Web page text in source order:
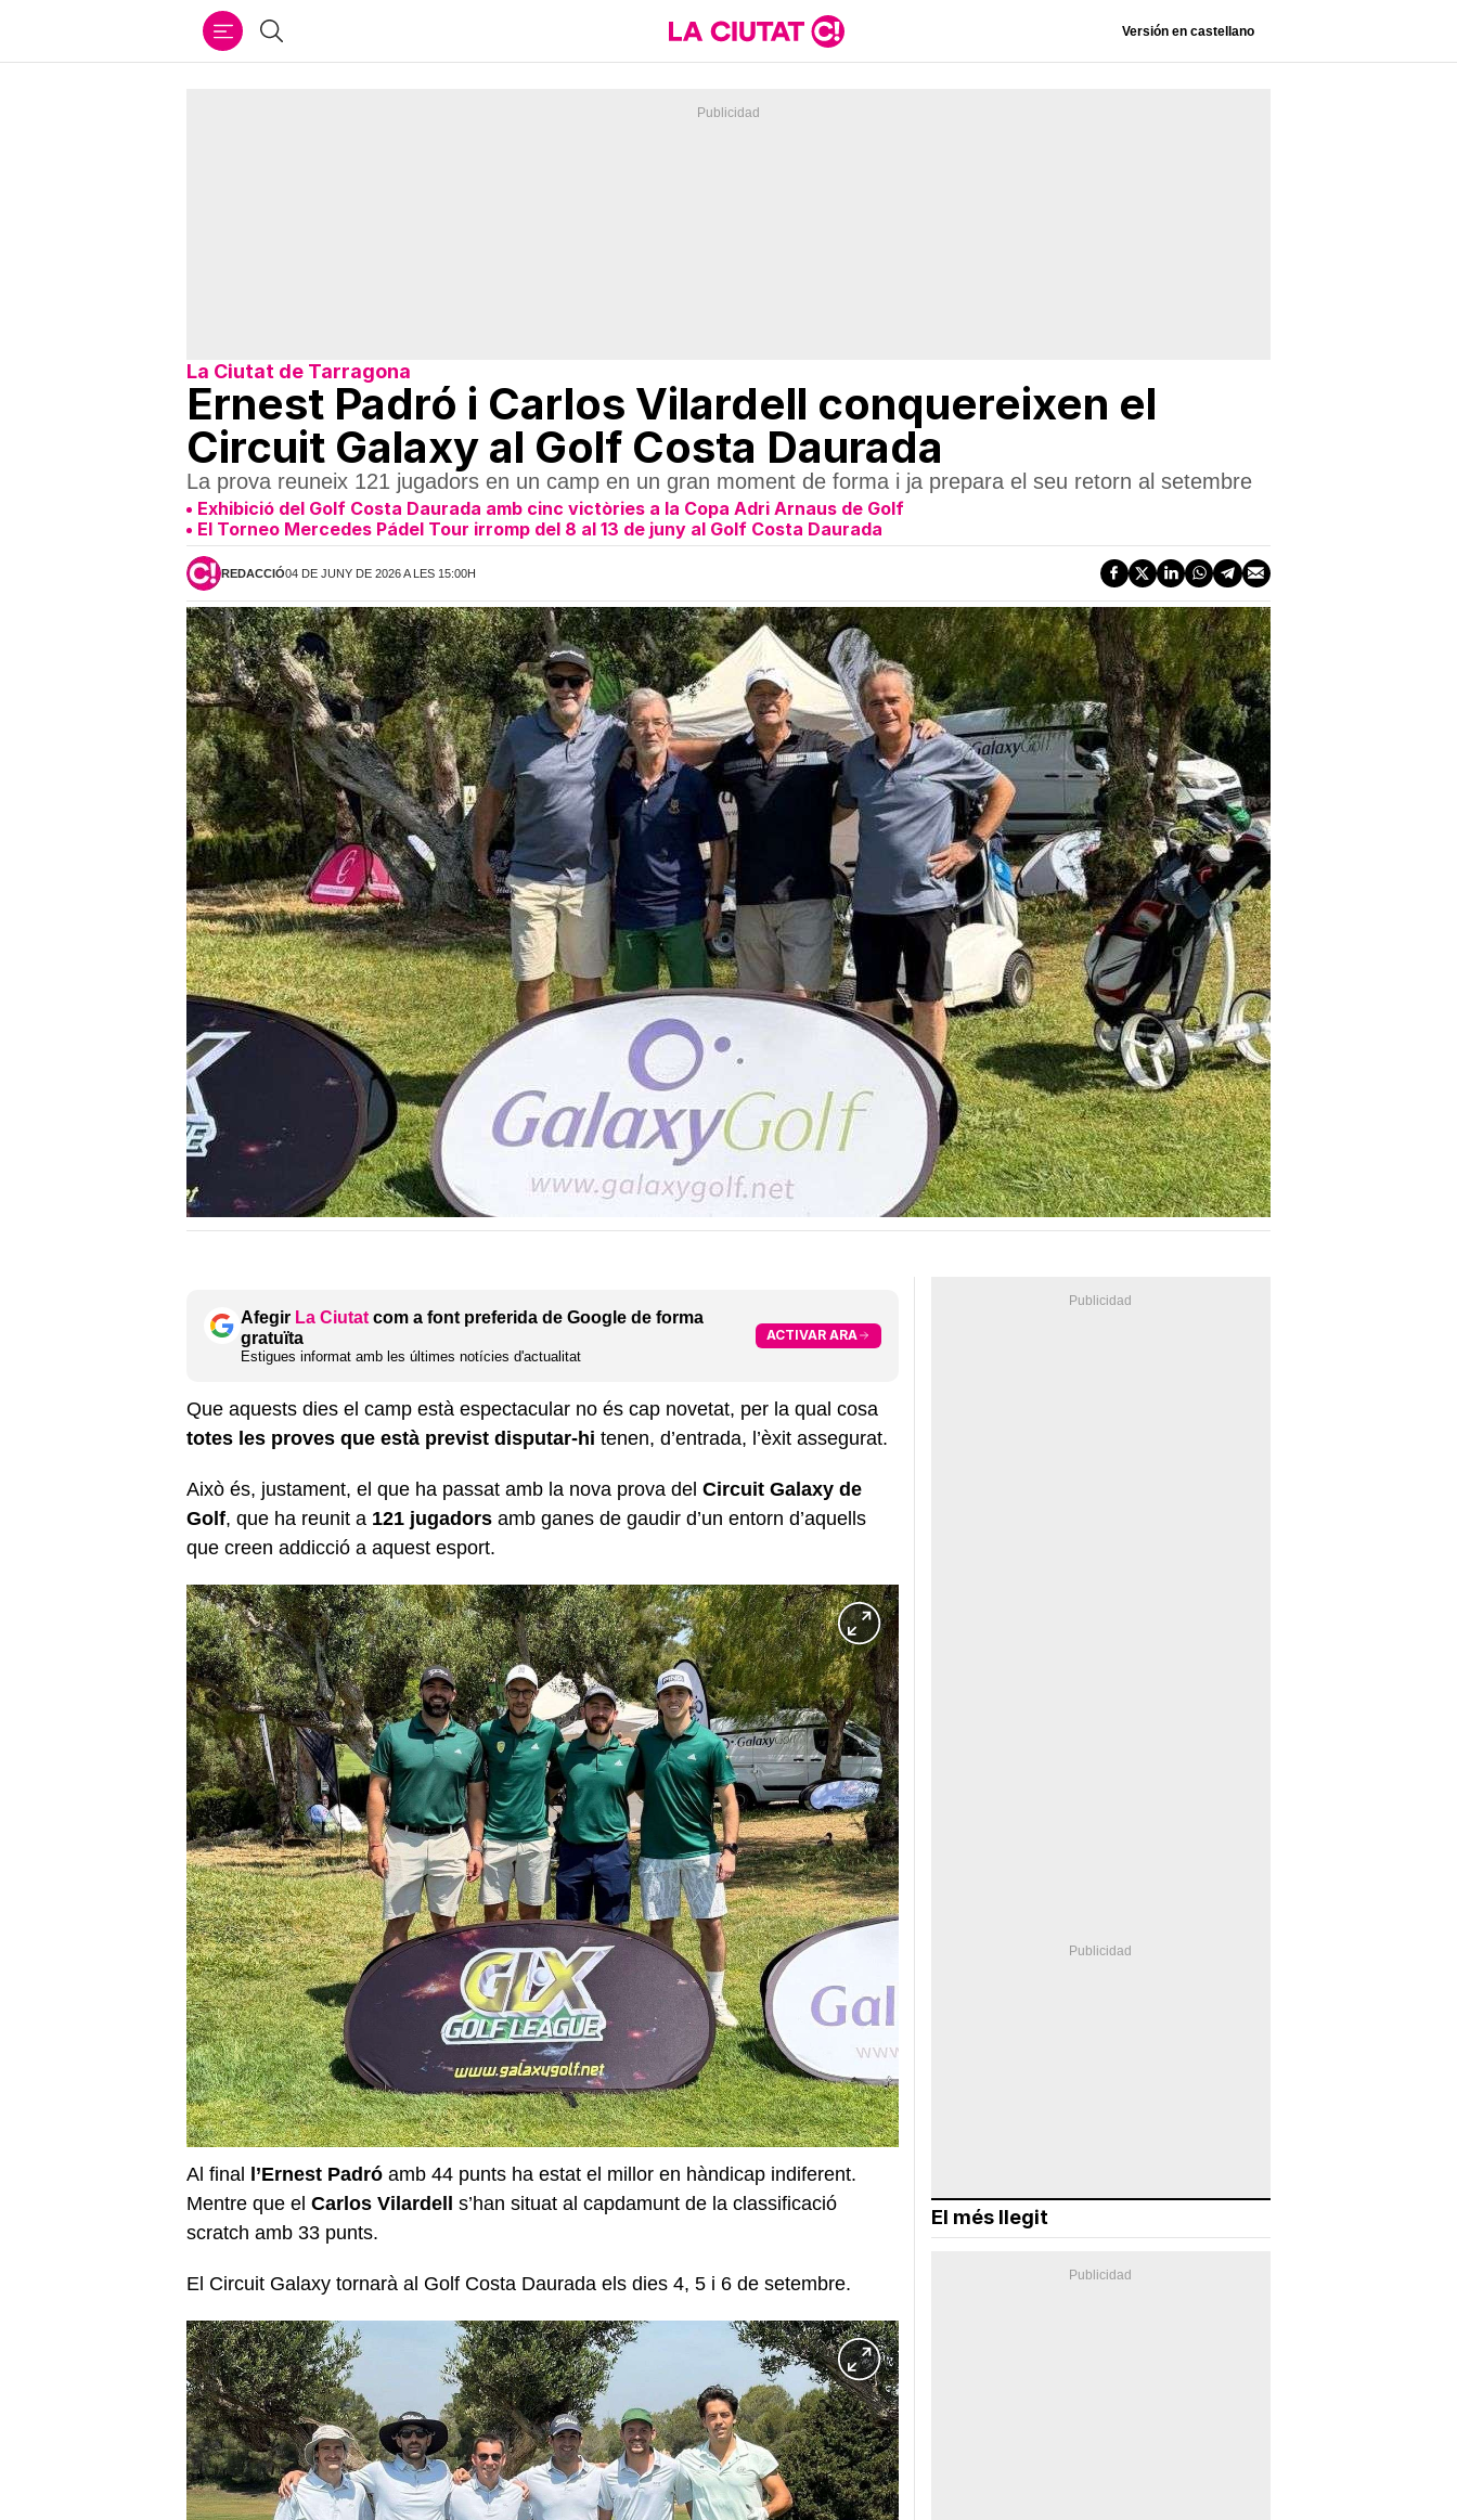
Cercar Versión en castellano
La Ciutat de Tarragona
Ernest Padró i Carlos Vilardell conquereixen el
Circuit Galaxy al Golf Costa Daurada
La prova reuneix 121 jugadors en un camp en un gran moment de forma i ja prepara el seu retorn al setembre
Exhibició del Golf Costa Daurada amb cinc victòries a la Copa Adri Arnaus de Golf
El Torneo Mercedes Pádel Tour irromp del 8 al 13 de juny al Golf Costa Daurada
REDACCIÓ04 DE JUNY DE 2026 A LES 15:00H
Afegir La Ciutat com a font preferida de Google de forma
gratuïta
Estigues informat amb les últimes notícies d'actualitat
ACTIVAR ARA
Que aquests dies el camp està espectacular no és cap novetat, per la qual cosa
totes les proves que està previst disputar-hi tenen, d’entrada, l’èxit assegurat.
Això és, justament, el que ha passat amb la nova prova del Circuit Galaxy de
Golf, que ha reunit a 121 jugadors amb ganes de gaudir d’un entorn d’aquells
que creen addicció a aquest esport.
Al final l’Ernest Padró amb 44 punts ha estat el millor en hàndicap indiferent.
Mentre que el Carlos Vilardell
s’han situat al capdamunt de la classificació
scratch amb 33 punts.
El Circuit Galaxy tornarà al Golf Costa Daurada els dies 4, 5 i 6 de setembre.
El més llegit